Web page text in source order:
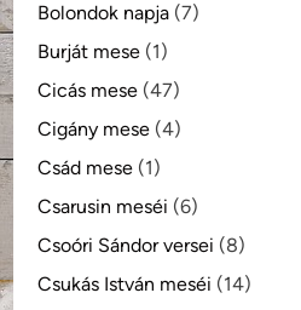
Bolondok napja (7)
Burját mese (1)
Cicás mese (47)
Cigány mese (4)
Csád mese (1)
Csarusin meséi (6)
Csoóri Sándor versei (8)
Csukás István meséi (14)